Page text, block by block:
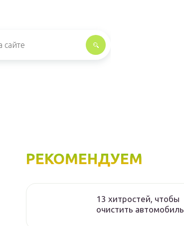
РЕКОМЕНДУЕМ
13 хитростей, чтобы
очистить автомобиль